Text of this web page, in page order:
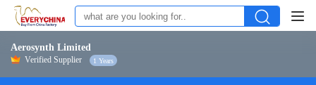
Aerosynth Limited
Verified Supplier 1 Years